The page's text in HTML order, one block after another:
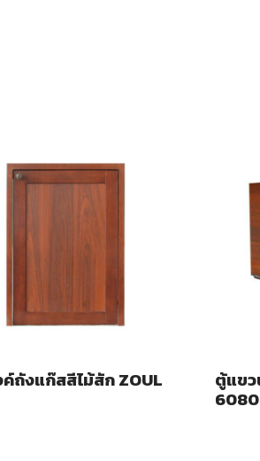
ถังแก๊สสีไม้สัก ZOUL ตู้แขว
6080